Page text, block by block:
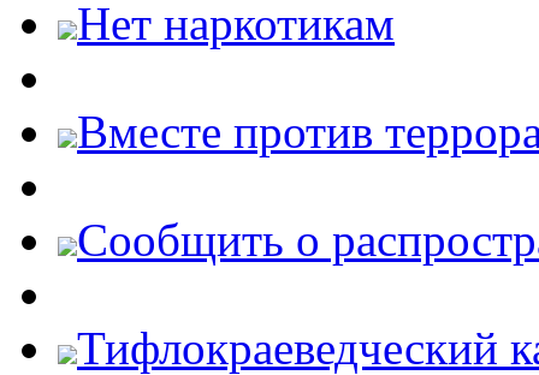
Нет наркотикам
Вместе против
Cообщить о
Тифлокраеведческий